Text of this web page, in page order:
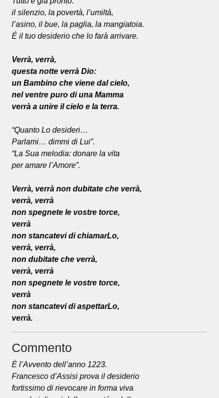
il silenzio, la povertà, l’umiltà,
l’asino, il bue, la paglia, la mangiatoia.
É il tuo desiderio che lo farà arrivare.
Verrà, verrà,
questa notte verrà Dio:
un Bambino che viene dal cielo,
nel ventre puro di una Mamma
verrà a unire il cielo e la terra.
“Quanto Lo desideri…
Parlami… dimmi di Lui”.
“La Sua melodia: donare la vita
per amare l’Amore”.
Verrà, verrà non dubitate che verrà,
verrà, verrà
non spegnete le vostre torce,
verrà
non stancatevi di chiamarLo,
verrà, verrà,
non dubitate che verrà,
verrà, verrà
non spegnete le vostre torce,
verrà
non stancatevi di aspettarLo,
verrà.
Commento
È l’Avvento dell’anno 1223.
Francesco d’Assisi prova il desiderio
fortissimo di rievocare in forma viva